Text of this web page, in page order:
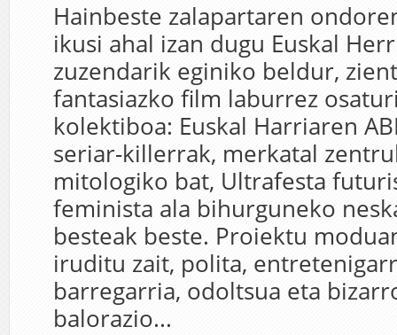
Hainbeste zalapartaren
ikusi ahal izan dugu Euskal
zuzendarik eginiko beldur,
fantasiazko film laburrez
kolektiboa: Euskal Harriaren
seriar-killerrak, merkatal
mitologiko bat, Ultrafesta
feminista ala bihurguneko
besteak beste. Proiektu
iruditu zait, polita,
barregarria, odoltsua eta
balorazio...